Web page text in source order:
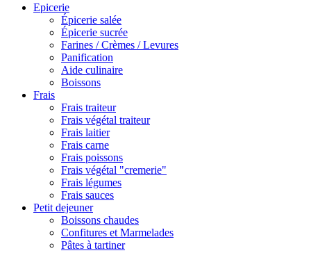
Epicerie
Épicerie salée
Épicerie sucrée
Farines / Crèmes / Levures
Panification
Aide culinaire
Boissons
Frais
Frais traiteur
Frais végétal traiteur
Frais laitier
Frais carne
Frais poissons
Frais végétal "cremerie"
Frais légumes
Frais sauces
Petit dejeuner
Boissons chaudes
Confitures et Marmelades
Pâtes à tartiner